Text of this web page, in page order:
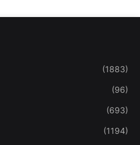
(1883)
(96)
(693)
(1194)